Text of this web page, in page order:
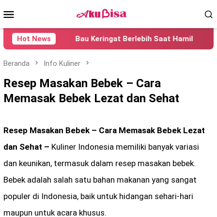
ke
Mobile
Hot News Bau Keringat Berlebih Saat Hamil
Beranda Info Kuliner
Resep Masakan Bebek – Cara
Memasak Bebek Lezat dan Sehat
Resep Masakan Bebek – Cara Memasak Bebek Lezat
dan Sehat – Kuliner Indonesia memiliki banyak variasi
dan keunikan, termasuk dalam resep masakan bebek.
Bebek adalah salah satu bahan makanan yang sangat
populer di Indonesia, baik untuk hidangan sehari-hari
maupun untuk acara khusus.